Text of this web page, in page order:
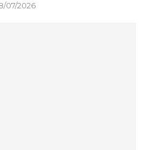
07/2026